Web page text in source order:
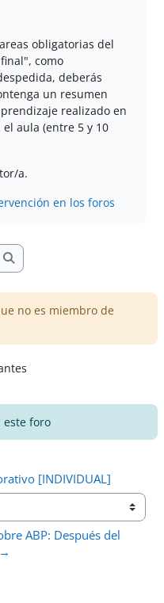
obligatorias del
como
deberás
un resumen
realizado en
aula (entre 5 y 10
a.
en los foros
Buscar en los foros
no es miembro de
este foro
[INDIVIDUAL]
ABP: Después del